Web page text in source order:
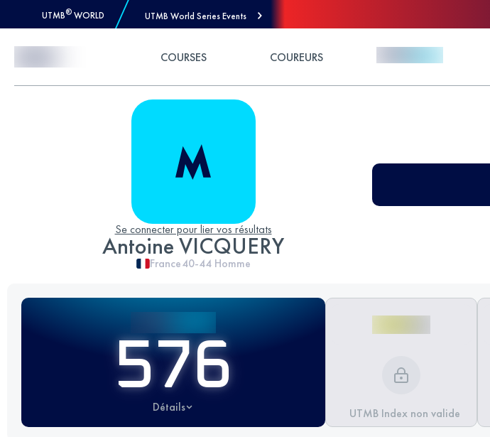
UTMB® WORLD UTMB World Series Events
COURSES COUREURS
Se connecter pour lier vos résultats
Antoine VICQUERY
France40-44 Homme
576
Détails UTMB Index non valide